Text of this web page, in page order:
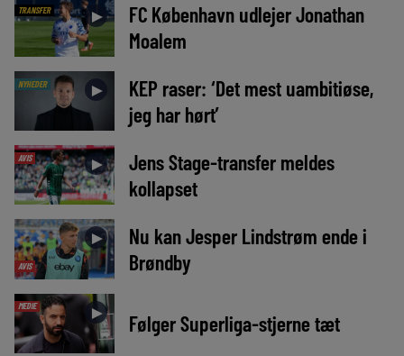
TRANSFER ►
FC København udlejer Jonathan
Moalem
NYHEDER ►
KEP raser: ‘Det mest uambitiøse,
jeg har hørt’
AVIS ►
Jens Stage-transfer meldes
kollapset
AVIS
►
Nu kan Jesper Lindstrøm ende i
Brøndby
MEDIE ► Følger Superliga-stjerne tæt